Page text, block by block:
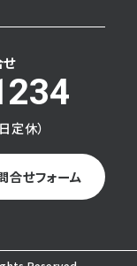
せ
定休）
合せフォーム